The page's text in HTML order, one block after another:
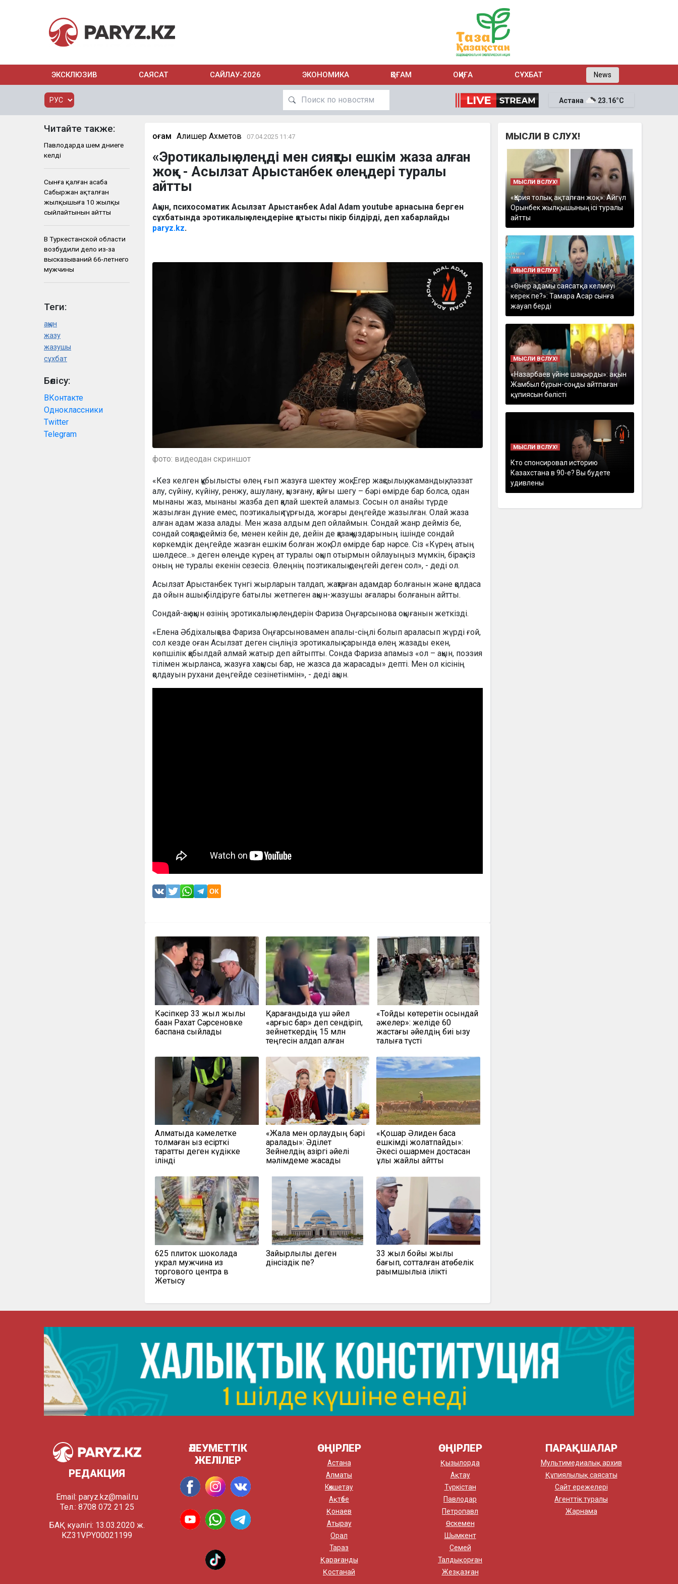
ЭКСКЛЮЗИВ САЯСАТ САЙЛАУ-2026 ЭКОНОМИКА ҚОҒАМ ОҚИҒА СҰХБАТ News
Астана 23.16°C
Читайте также:
Павлодарда үшем дүниеге
келді
Сынға қалған асаба
Сабыржан ақталған
жылқышыға 10 жылқы
сыйлайтынын айтты
В Туркестанской области
возбудили дело из-за
высказываний 66-летнего
мужчины
Теги:
ақын
жазу
жазушы
сұхбат
Бөлісу:
ВКонтакте
Одноклассники
Twitter
Telegram
Қоғам Алишер Ахметов 07.04.2025 11:47
«Эротикалық өлеңді мен сияқты ешкім жаза алған
жоқ» - Асылзат Арыстанбек өлеңдері туралы
айтты
Ақын, психосоматик Асылзат Арыстанбек Adal Adam youtube арнасына берген
сұхбатында эротикалық өлеңдеріне қатысты пікір білдірді, деп хабарлайды
paryz.kz.
фото: видеодан скриншот
«Кез келген құбылысты өлең ғып жазуға шектеу жоқ. Егер жақсылық, жамандық, ләззат
алу, сүйіну, күйіну, ренжу, ашулану, қызғану, қайғы шегу – бәрі өмірде бар болса, одан
мынаны жаз, мынаны жазба деп қалай шектей аламыз. Сосын ол анайы түрде
жазылған дүние емес, поэтикалық тұрғыда, жоғары деңгейде жазылған. Олай жаза
алған адам жаза алады. Мен жаза алдым деп ойлаймын. Сондай жанр дейміз бе,
сондай соқпақ дейміз бе, менен кейін де, дейін де қазақ қыздарының ішінде сондай
көркемдік деңгейде жазған ешкім болған жоқ. Ол өмірде бар нәрсе. Сіз «Күрең атың
шөлдесе...» деген өлеңде күрең ат туралы оқып отырмын ойлауыңыз мүмкін, бірақ сіз
оның не туралы екенін сезесіз. Өлеңнің поэтикалық деңгейі деген сол», - деді ол.
Асылзат Арыстанбек түнгі жырларын талдап, жақтаған адамдар болғанын және қолдаса
да ойын ашық білдіруге батылы жетпеген ақын-жазушы ағалары болғанын айтты.
Сондай-ақ ақын өзінің эротикалық өлеңдерін Фариза Оңғарсынова оқығанын жеткізді.
«Елена Әбдіхалықова Фариза Оңғарсыновамен апалы-сіңлі болып араласып жүрді ғой,
сол кезде оған Асылзат деген сіңліңіз эротикалық сарында өлең жазады екен,
көпшілік қабылдай алмай жатыр деп айтыпты. Сонда Фариза апамыз «ол – ақын, поэзия
тілімен жырланса, жазуға хақысы бар, не жазса да жарасады» депті. Мен ол кісінің
қолдауын рухани деңгейде сезінетінмін», - деді ақын.
Кәсіпкер 33 жыл жылқы
баққан Рахат Сәрсеновке
баспана сыйлады
Қарағандыда үш әйел
«қарғыс бар» деп сендіріп,
зейнеткердің 15 млн
теңгесін алдап алған
«Тойды көтеретін осындай
әжелер»: желіде 60
жастағы әйелдің биі қызу
талқыға түсті
Алматыда кәмелетке
толмаған қыз есірткі
таратты деген күдікке
ілінді
«Жала мен қорлаудың бәрі
қаралады»: Әділет
Зейнелдің қазіргі әйелі
мәлімдеме жасады
«Қошқар Әлиден басқа
ешкімді жолатпайды»:
Әкесі қошқармен достасқан
ұлы жайлы айтты
625 плиток шоколада
украл мужчина из
торгового центра в
Жетысу
Зайырлылық деген
дінсіздік пе?
33 жыл бойы жылқы
бағып, сотталған ақтөбелік
рақымшылыққа ілікті
МЫСЛИ В СЛУХ!
МЫСЛИ ВСЛУХ!
«Қария толық ақталған жоқ»: Айгүл
Орынбек жылқышының ісі туралы
айтты
МЫСЛИ ВСЛУХ!
«Өнер адамы саясатқа келмеуі
керек пе?»: Тамара Асар сынға
жауап берді
МЫСЛИ ВСЛУХ!
«Назарбаев үйіне шақырды»: ақын
Жамбыл бұрын-соңды айтпаған
құпиясын бөлісті
МЫСЛИ ВСЛУХ!
Кто спонсировал историю
Казахстана в 90-е? Вы будете
удивлены
РЕДАКЦИЯ
Email: paryz.kz@mail.ru
Тел.: 8708 072 21 25
БАҚ куәлігі: 13.03.2020 ж.
KZ31VPY00021199
ӘЛЕУМЕТТІК
ЖЕЛІЛЕР
ӨҢІРЛЕР
Астана
Алматы
Көкшетау
Ақтөбе
Қонаев
Атырау
Орал
Тараз
Қарағанды
Қостанай
ӨҢІРЛЕР
Қызылорда
Ақтау
Түркістан
Павлодар
Петропавл
Өскемен
Шымкент
Семей
Талдықорған
Жезқазған
ПАРАҚШАЛАР
Мультимедиалық архив
Құпиялылық саясаты
Сайт ережелері
Агенттік туралы
Жарнама